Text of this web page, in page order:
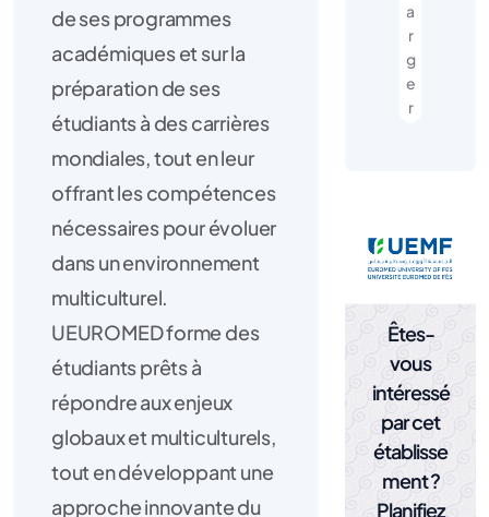
de ses programmes
académiques et sur la
préparation de ses
étudiants à des carrières
mondiales, tout en leur
offrant les compétences
nécessaires pour évoluer
dans un environnement
multiculturel.
UEUROMED forme des
étudiants prêts à
répondre aux enjeux
globaux et multiculturels,
tout en développant une
approche innovante du
a
r
g
e
r
Êtes-
vous
intéressé
par cet
établisse
ment ?
Planifiez